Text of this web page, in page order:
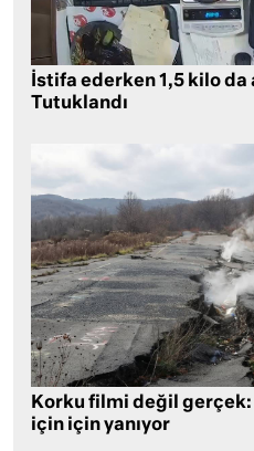
İstifa ederken 1,5 kilo da
Tutuklandı
Korku filmi değil gerçek:
için için yanıyor